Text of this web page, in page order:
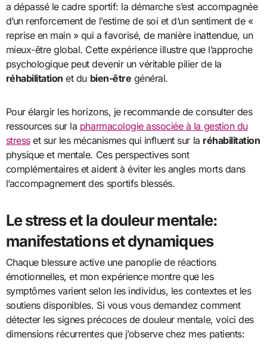
a dépassé le cadre sportif: la démarche s’est accompagnée
d’un renforcement de l’estime de soi et d’un sentiment de «
reprise en main » qui a favorisé, de manière inattendue, un
mieux-être global. Cette expérience illustre que l’approche
psychologique peut devenir un véritable pilier de la
réhabilitation et du bien-être général.
Pour élargir les horizons, je recommande de consulter des
ressources sur la pharmacologie associée à la gestion du
stresset sur les mécanismes qui influent sur la réhabilitation
physique et mentale. Ces perspectives sont
complémentaires et aident à éviter les angles morts dans
l’accompagnement des sportifs blessés.
Le stress et la douleur mentale:
manifestations et dynamiques
Chaque blessure active une panoplie de réactions
émotionnelles, et mon expérience montre que les
symptômes varient selon les individus, les contextes et les
soutiens disponibles. Si vous vous demandez comment
détecter les signes précoces de douleur mentale, voici des
dimensions récurrentes que j’observe chez mes patients: